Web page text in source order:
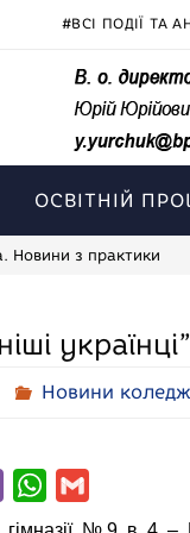
#ВСІ ПОДІЇ ТА
ОСВІТНІЙ
Новини з практики
Новини
W
m